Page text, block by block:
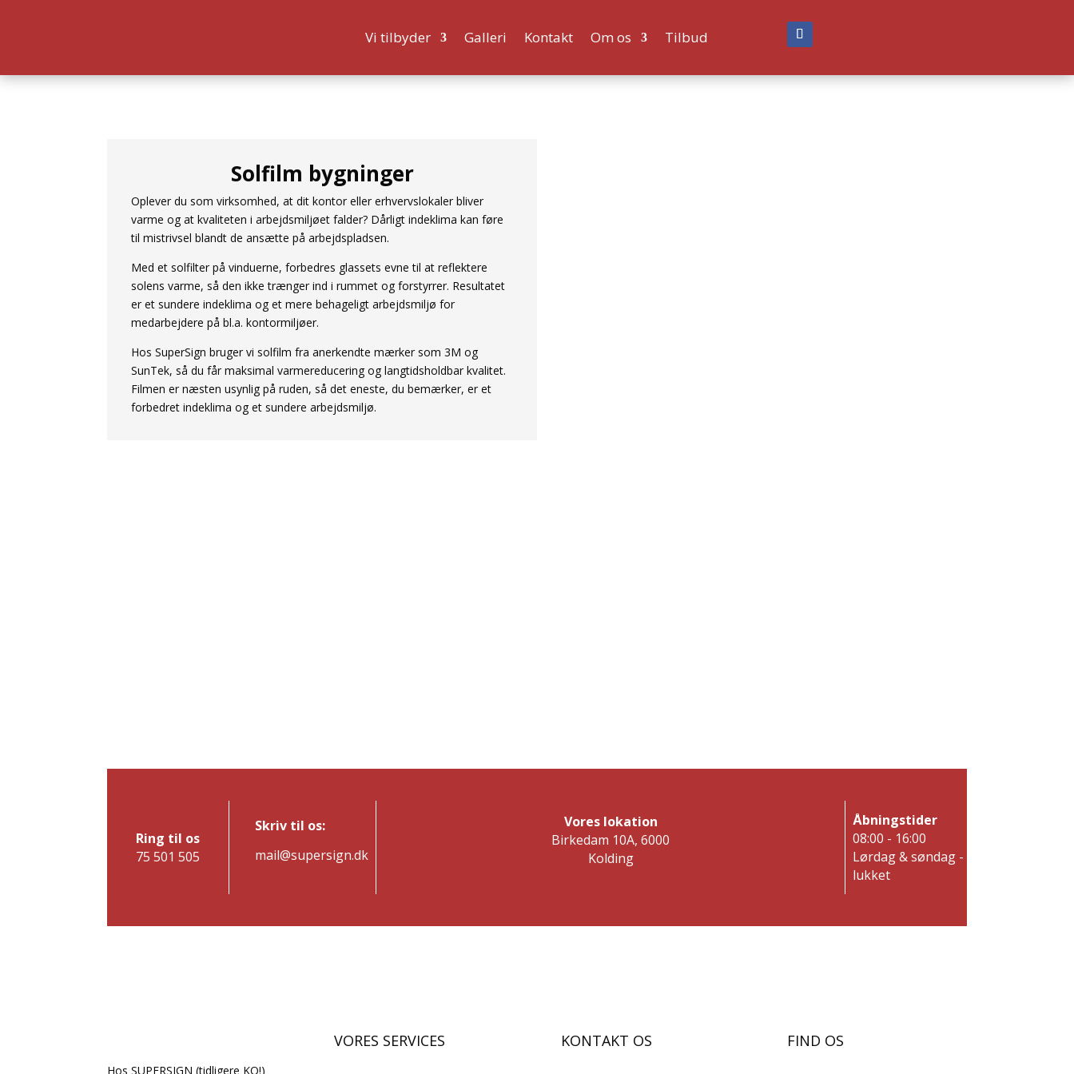
Vi tilbyder Galleri Kontakt Om os Tilbud
Solfilm bygninger
Oplever du som virksomhed, at dit kontor eller erhvervslokaler bliver
varme og at kvaliteten i arbejdsmiljøet falder? Dårligt indeklima kan føre
til mistrivsel blandt de ansætte på arbejdspladsen.
Med et solfilter på vinduerne, forbedres glassets evne til at reflektere
solens varme, så den ikke trænger ind i rummet og forstyrrer. Resultatet
er et sundere indeklima og et mere behageligt arbejdsmiljø for
medarbejdere på bl.a. kontormiljøer.
Hos SuperSign bruger vi solfilm fra anerkendte mærker som 3M og
SunTek, så du får maksimal varmereducering og langtidsholdbar kvalitet.
Filmen er næsten usynlig på ruden, så det eneste, du bemærker, er et
forbedret indeklima og et sundere arbejdsmiljø.
Ring til os
75 501 505
Skriv til os:
mail@supersign.dk
Vores lokation
Birkedam 10A, 6000
Kolding
Åbningstider
08:00 - 16:00
Lørdag & søndag -
lukket
Hos SUPERSIGN (tidligere KQ!)
VORES SERVICES KONTAKT OS FIND OS